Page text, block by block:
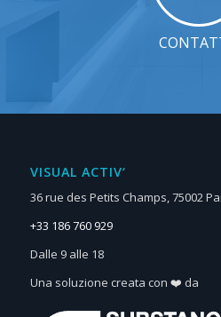
VISUAL ACTIV‘
36 rue des Petits Champs, 75002
+33 186 760 929
Dalle 9 alle 18
Una soluzione creata con ❤️ da